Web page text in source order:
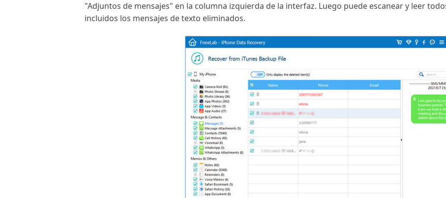
"Adjuntos de mensajes" en la columna izquierda de la interfaz. Luego puede escanear y leer
incluidos los mensajes de texto eliminados.